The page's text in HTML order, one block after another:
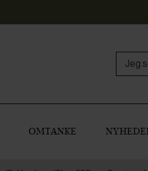
OMTANKE